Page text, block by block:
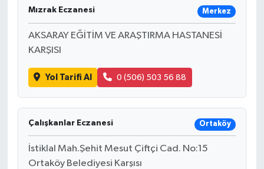
Mızrak Eczanesi Merkez
AKSARAY EĞİTİM VE ARAŞTIRMA HASTANESİ
KARŞISI
Yol Tarifi Al 0 (506) 503 56 88
Çalışkanlar Eczanesi Ortaköy
İstiklal Mah.Şehit Mesut Çiftçi Cad. No:15
Ortaköy Belediyesi Karşısı